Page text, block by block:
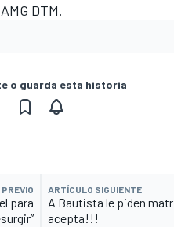
DTM.
o guarda esta historia
para
ARTÍCULO SIGUIENTE
A Bautista le piden
acepta!!!